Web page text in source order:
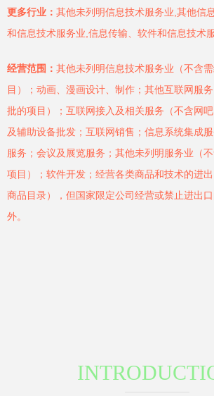
更多行业： 其他未列明信息技术服务业,其他信
和信息技术服务业,信息传输、软件和信息技术
经营范围： 其他未列明信息技术服务业（不含
目）；动画、漫画设计、制作；其他互联网服
批的项目）；互联网接入及相关服务（不含网
及辅助设备批发；互联网销售；信息系统集成
服务；会议及展览服务；其他未列明服务业（
项目）；软件开发；经营各类商品和技术的进
商品目录），但国家限定公司经营或禁止进出
外。